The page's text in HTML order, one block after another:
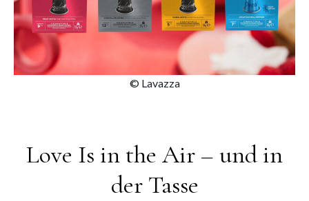
Search
© Lavazza
Love Is in the Air – und in
der Tasse